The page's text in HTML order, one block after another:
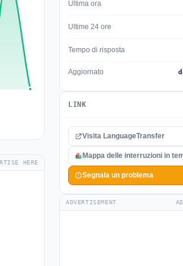
HERE
Ultima ora
Ultime 24 ore
Tempo di risposta
Aggiornato
LINK
Visita LanguageTransfer
Mappa delle interruzioni in
Segnala un problema
ADVERTISEMENT